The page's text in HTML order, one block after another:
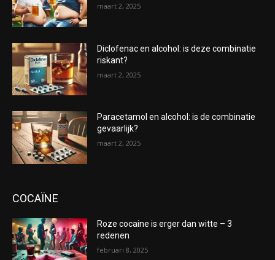
maart 2, 2025
Diclofenac en alcohol: is deze combinatie
riskant?
maart 2, 2025
Paracetamol en alcohol: is de combinatie
gevaarlijk?
maart 2, 2025
COCAÏNE
Roze cocaine is erger dan witte – 3
redenen
februari 8, 2025